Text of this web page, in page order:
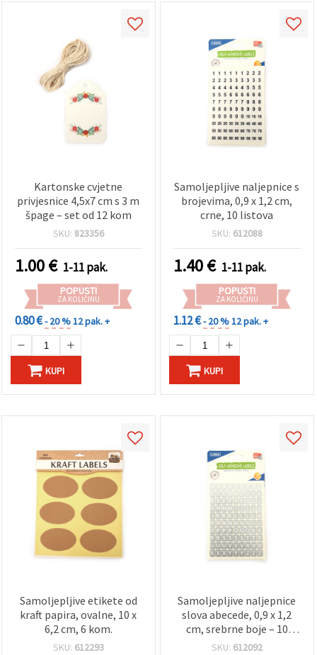
Kartonske cvjetne
privjesnice 4,5x7 cm s 3 m
špage – set od 12 kom
SKU: 823356
1.00€ 1-11 pak.
POPUSTI
ZA KOLIČINU
0.80 €- 20 %12 pak. +
KUPI
Samoljepljive naljepnice s
brojevima, 0,9 x 1,2 cm,
crne, 10 listova
SKU: 612088
1.40€ 1-11 pak.
POPUSTI
ZA KOLIČINU
1.12 €- 20 %12 pak. +
KUPI
Samoljepljive etikete od
kraft papira, ovalne, 10 x
6,2 cm, 6 kom.
SKU: 612293
Samoljepljive naljepnice
slova abecede, 0,9 x 1,2
cm, srebrne boje – 10
listova
SKU: 612092